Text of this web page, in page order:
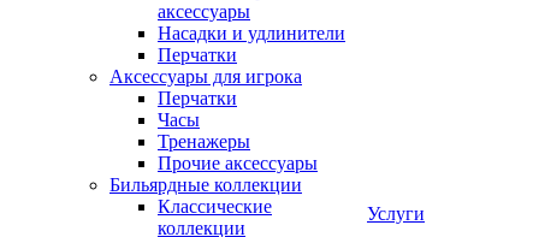
аксессуары
Насадки и удлинители
Перчатки
Аксессуары для игрока
Перчатки
Часы
Тренажеры
Прочие аксессуары
Бильярдные коллекции
Классические
коллекции
Услуги